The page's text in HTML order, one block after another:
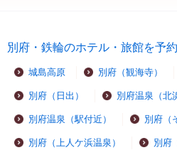
別府・鉄輪のホテル・旅館を予
城島高原 別府（観海寺）
別府（日出） 別府温泉（北
別府温泉（駅付近） 別府（
別府（上人ケ浜温泉） 別府